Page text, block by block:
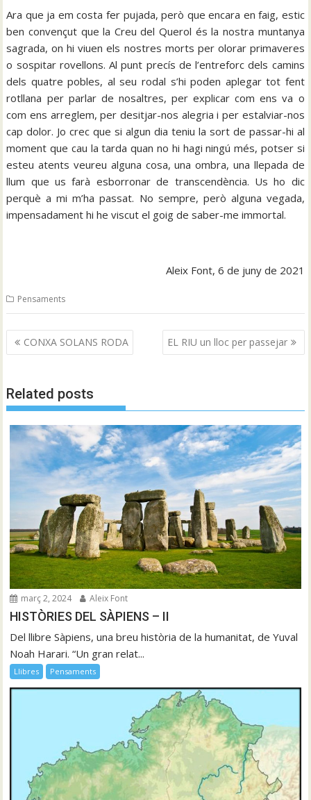
Ara que ja em costa fer pujada, però que encara en faig, estic
ben convençut que la Creu del Querol és la nostra muntanya
sagrada, on hi viuen els nostres morts per olorar primaveres
o sospitar rovellons. Al punt precís de l’entreforc dels camins
dels quatre pobles, al seu rodal s’hi poden aplegar tot fent
rotllana per parlar de nosaltres, per explicar com ens va o
com ens arreglem, per desitjar-nos alegria i per estalviar-nos
cap dolor. Jo crec que si algun dia teniu la sort de passar-hi al
moment que cau la tarda quan no hi hagi ningú més, potser si
esteu atents veureu alguna cosa, una ombra, una llepada de
llum que us farà esborronar de transcendència. Us ho dic
perquè a mi m’ha passat. No sempre, però alguna vegada,
impensadament hi he viscut el goig de saber-me immortal.
Aleix Font, 6 de juny de 2021
Pensaments
Navegació
d'entrades
CONXA SOLANS RODA EL RIU un lloc per passejar
Related posts
març 2, 2024 Aleix Font
HISTÒRIES DEL SÀPIENS – II
Del llibre Sàpiens, una breu història de la humanitat, de Yuval
Noah Harari. “Un gran relat...
Llibres Pensaments